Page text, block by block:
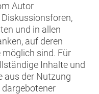
Autor
und in allen
auf deren
sind. Für
Inhalte und
aus der Nutzung